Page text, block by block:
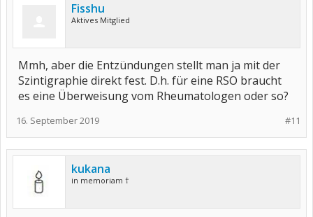
Fisshu
Aktives Mitglied
Mmh, aber die Entzündungen stellt man ja mit der
Szintigraphie direkt fest. D.h. für eine RSO braucht
es eine Überweisung vom Rheumatologen oder so?
#11
16. September 2019
kukana
in memoriam †